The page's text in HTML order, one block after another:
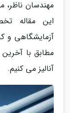
مهندسان ناظر،
این مقاله
آزمایشگاهی و
مطابق با
آنالیز می کنیم.